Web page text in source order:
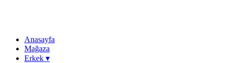
Anasayfa
Mağaza
Erkek ▾